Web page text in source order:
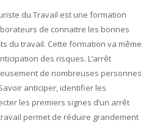
du Travail est une formation
de connaitre les bonnes
du travail. Cette formation va même
des risques. L’arrêt
de nombreuses personnes
anticiper, identifier les
les premiers signes d’un arrêt
permet de réduire grandement